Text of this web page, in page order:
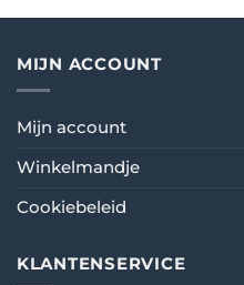
MIJN ACCOUNT
Mijn account
Winkelmandje
Cookiebeleid
KLANTENSERVICE